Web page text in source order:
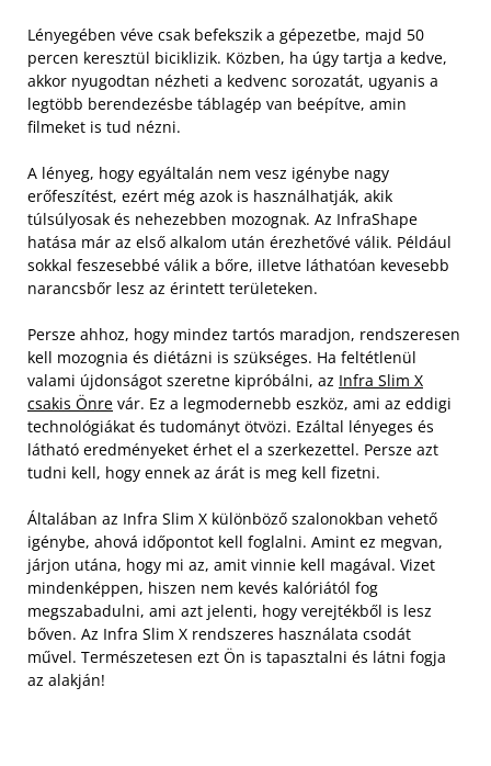
Lényegében véve csak befekszik a gépezetbe, majd 50
percen keresztül biciklizik. Közben, ha úgy tartja a kedve,
akkor nyugodtan nézheti a kedvenc sorozatát, ugyanis a
legtöbb berendezésbe táblagép van beépítve, amin
filmeket is tud nézni.
A lényeg, hogy egyáltalán nem vesz igénybe nagy
erőfeszítést, ezért még azok is használhatják, akik
túlsúlyosak és nehezebben mozognak. Az InfraShape
hatása már az első alkalom után érezhetővé válik. Például
sokkal feszesebbé válik a bőre, illetve láthatóan kevesebb
narancsbőr lesz az érintett területeken.
Persze ahhoz, hogy mindez tartós maradjon, rendszeresen
kell mozognia és diétázni is szükséges. Ha feltétlenül
valami újdonságot szeretne kipróbálni, az Infra Slim X
csakis Önre vár. Ez a legmodernebb eszköz, ami az eddigi
technológiákat és tudományt ötvözi. Ezáltal lényeges és
látható eredményeket érhet el a szerkezettel. Persze azt
tudni kell, hogy ennek az árát is meg kell fizetni.
Általában az Infra Slim X különböző szalonokban vehető
igénybe, ahová időpontot kell foglalni. Amint ez megvan,
járjon utána, hogy mi az, amit vinnie kell magával. Vizet
mindenképpen, hiszen nem kevés kalóriától fog
megszabadulni, ami azt jelenti, hogy verejtékből is lesz
bőven. Az Infra Slim X rendszeres használata csodát
művel. Természetesen ezt Ön is tapasztalni és látni fogja
az alakján!